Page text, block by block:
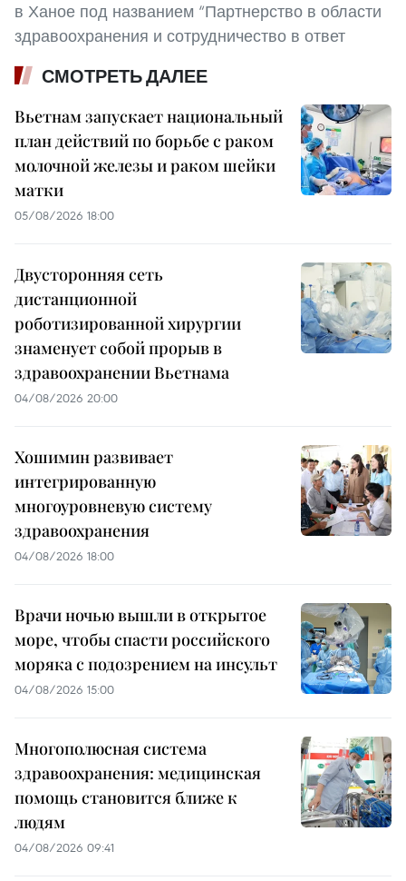
в Ханое под названием “Партнерство в области
здравоохранения и сотрудничество в ответ
СМОТРЕТЬ ДАЛЕЕ
Вьетнам запускает национальный
план действий по борьбе с раком
молочной железы и раком шейки
матки
05/08/2026 18:00
Двусторонняя сеть
дистанционной
роботизированной хирургии
знаменует собой прорыв в
здравоохранении Вьетнама
04/08/2026 20:00
Хошимин развивает
интегрированную
многоуровневую систему
здравоохранения
04/08/2026 18:00
Врачи ночью вышли в открытое
море, чтобы спасти российского
моряка с подозрением на инсульт
04/08/2026 15:00
Многополюсная система
здравоохранения: медицинская
помощь становится ближе к
людям
04/08/2026 09:41